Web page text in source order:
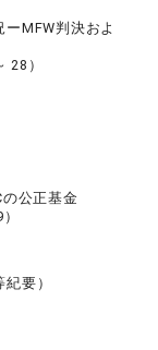
MFW判決およ
28）
公正基金
要）